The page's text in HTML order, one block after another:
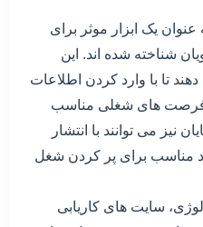
یک ابزار موثر برای
شناخته شده اند. این
تا با وارد کردن اطلاعات
فرصت های شغلی مناسب
نیز می توانند با انتشار
مناسب برای پر کردن شغل
سایت های کاریابی